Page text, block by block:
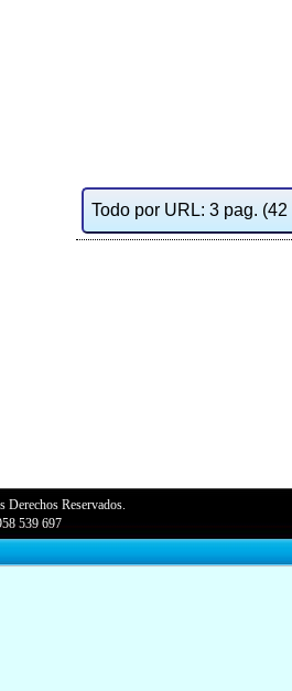
Todo por URL: 3 pag.
Derechos Reservados.
539 697